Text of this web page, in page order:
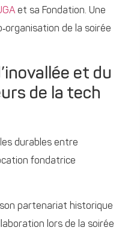
et sa Fondation. Une
de la soirée
et du
de la tech
durables entre
fondatrice
partenariat historique
lors de la soirée